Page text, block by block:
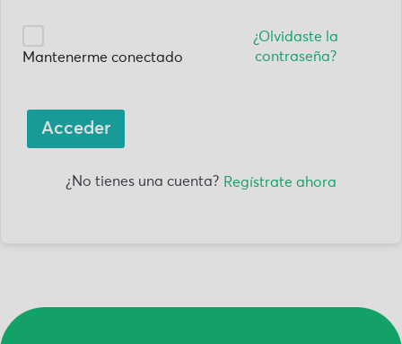
Mantenerme conectado
¿Olvidaste la
contraseña?
Acceder
¿No tienes una cuenta? Regístrate ahora